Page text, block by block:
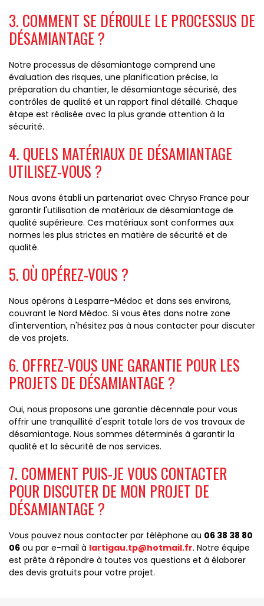
3. COMMENT SE DÉROULE LE PROCESSUS DE
DÉSAMIANTAGE ?
Notre processus de désamiantage comprend une
évaluation des risques, une planification précise, la
préparation du chantier, le désamiantage sécurisé, des
contrôles de qualité et un rapport final détaillé. Chaque
étape est réalisée avec la plus grande attention à la
sécurité.
4. QUELS MATÉRIAUX DE DÉSAMIANTAGE
UTILISEZ-VOUS ?
Nous avons établi un partenariat avec Chryso France pour
garantir l'utilisation de matériaux de désamiantage de
qualité supérieure. Ces matériaux sont conformes aux
normes les plus strictes en matière de sécurité et de
qualité.
5. OÙ OPÉREZ-VOUS ?
Nous opérons à Lesparre-Médoc et dans ses environs,
couvrant le Nord Médoc. Si vous êtes dans notre zone
d'intervention, n'hésitez pas à nous contacter pour discuter
de vos projets.
6. OFFREZ-VOUS UNE GARANTIE POUR LES
PROJETS DE DÉSAMIANTAGE ?
Oui, nous proposons une garantie décennale pour vous
offrir une tranquillité d'esprit totale lors de vos travaux de
désamiantage. Nous sommes déterminés à garantir la
qualité et la sécurité de nos services.
7. COMMENT PUIS-JE VOUS CONTACTER
POUR DISCUTER DE MON PROJET DE
DÉSAMIANTAGE ?
Vous pouvez nous contacter par téléphone au 06 38 38 80
06 ou par e-mail à lartigau.tp@hotmail.fr. Notre équipe
est prête à répondre à toutes vos questions et à élaborer
des devis gratuits pour votre projet.